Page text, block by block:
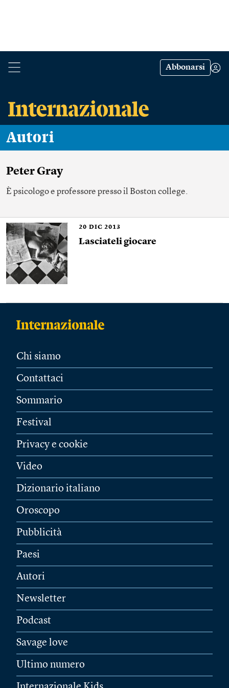
Abbonarsi
Autori
Peter Gray
È psicologo e professore presso il Boston college.
20 DIC 2013
Lasciateli giocare
Chi siamo
Contattaci
Sommario
Festival
Privacy e cookie
Video
Dizionario italiano
Oroscopo
Pubblicità
Paesi
Autori
Newsletter
Podcast
Savage love
Ultimo numero